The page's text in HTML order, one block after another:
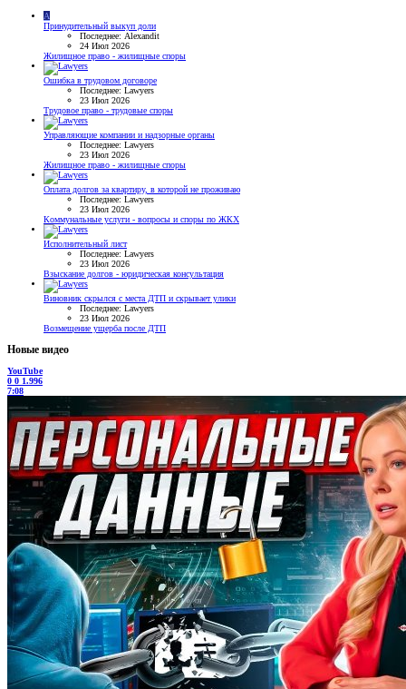
A
Принудительный выкуп доли
Последнее: Alexandit
24 Июл 2026
Жилищное право - жилищные споры
Ошибка в трудовом договоре
Последнее: Lawyers
23 Июл 2026
Трудовое право - трудовые споры
Управляющие компании и надзорные органы
Последнее: Lawyers
23 Июл 2026
Жилищное право - жилищные споры
Оплата долгов за квартиру, в которой не проживаю
Последнее: Lawyers
23 Июл 2026
Коммунальные услуги - вопросы и споры по ЖКХ
Исполнительный лист
Последнее: Lawyers
23 Июл 2026
Взыскание долгов - юридическая консультация
Виновник скрылся с места ДТП и скрывает улики
Последнее: Lawyers
23 Июл 2026
Возмещение ущерба после ДТП
Новые видео
YouTube
0 0 1.996
7:08